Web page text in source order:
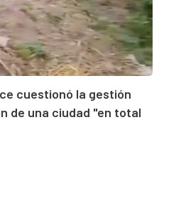
cuestionó la gestión
de una ciudad "en total